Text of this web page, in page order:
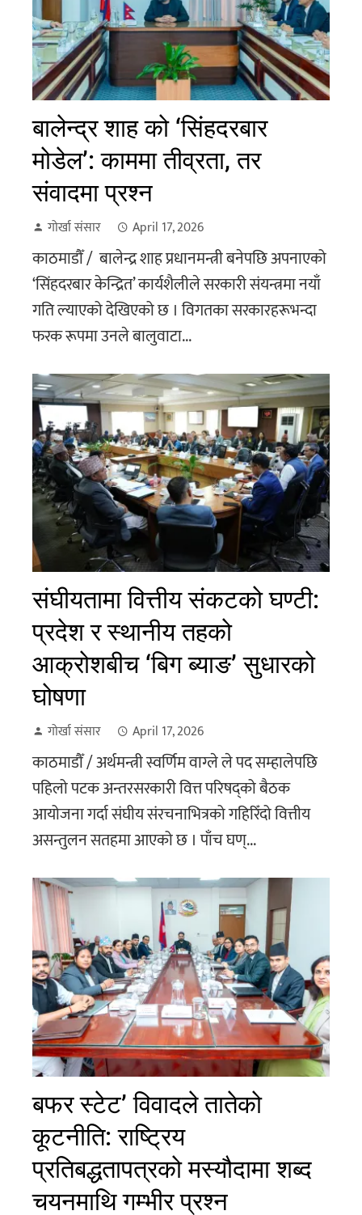
बालेन्द्र शाह को ‘सिंहदरबार
मोडेल’: काममा तीव्रता, तर
संवादमा प्रश्न
गोर्खा संसार April 17, 2026
काठमाडौँ / बालेन्द्र शाह प्रधानमन्त्री बनेपछि अपनाएको
‘सिंहदरबार केन्द्रित’ कार्यशैलीले सरकारी संयन्त्रमा नयाँ
गति ल्याएको देखिएको छ । विगतका सरकारहरूभन्दा
फरक रूपमा उनले बालुवाटा...
संघीयतामा वित्तीय संकटको घण्टी:
प्रदेश र स्थानीय तहको
आक्रोशबीच ‘बिग ब्याङ’ सुधारको
घोषणा
गोर्खा संसार April 17, 2026
काठमाडौँ / अर्थमन्त्री स्वर्णिम वाग्ले ले पद सम्हालेपछि
पहिलो पटक अन्तरसरकारी वित्त परिषद्को बैठक
आयोजना गर्दा संघीय संरचनाभित्रको गहिरिँदो वित्तीय
असन्तुलन सतहमा आएको छ । पाँच घण्...
बफर स्टेट’ विवादले तातेको
कूटनीति: राष्ट्रिय
प्रतिबद्धतापत्रको मस्यौदामा शब्द
चयनमाथि गम्भीर प्रश्न